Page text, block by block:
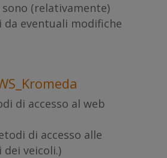
(relativamente)
eventuali modifiche
di accesso al web
di accesso alle
veicoli.)